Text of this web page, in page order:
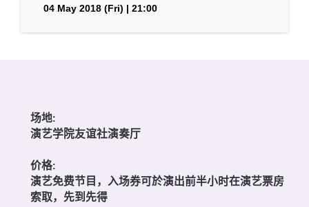
04 May 2018 (Fri) | 21:00
场地:
演艺学院友谊社演奏厅
价格:
演艺免费节目，入场券可於演出前半小时在演艺票房
索取，先到先得